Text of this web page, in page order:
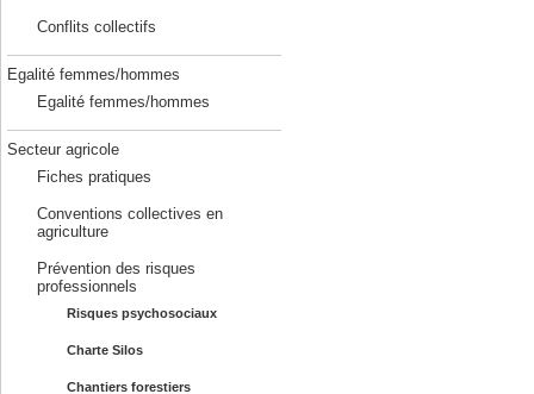
Conflits collectifs
Egalité femmes/hommes
Egalité femmes/hommes
Secteur agricole
Fiches pratiques
Conventions collectives en
agriculture
Prévention des risques
professionnels
Risques psychosociaux
Charte Silos
Chantiers forestiers